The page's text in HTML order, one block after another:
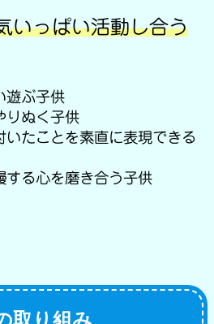
いっぱい活動し合う
遊ぶ子供
りぬく子供
いたことを素直に表現できる
する心を磨き合う子供
取り組み